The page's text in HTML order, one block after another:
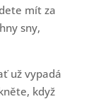
mít za
sny,
už vypadá
když